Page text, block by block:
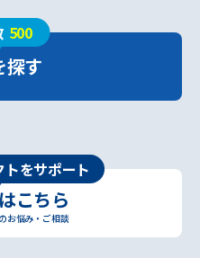
500
探す
をサポート
こちら
お悩み・ご相談